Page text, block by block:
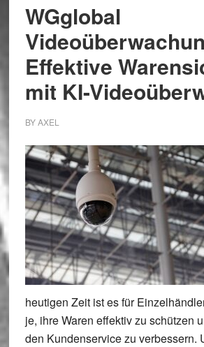
WGglobal
Effektive
mit KI-
BYAXEL
heutigen Zeit ist es für
je, ihre Waren effektiv zu schützen
den Kundenservice zu verbessern.